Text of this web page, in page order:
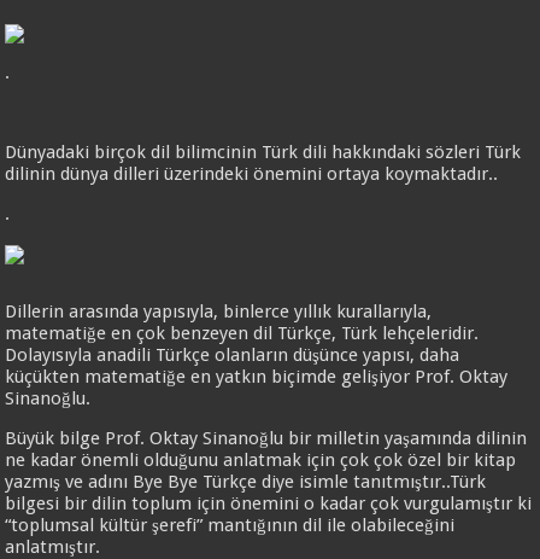
.
Dünyadaki birçok dil bilimcinin Türk dili hakkındaki sözleri Türk
dilinin dünya dilleri üzerindeki önemini ortaya koymaktadır..
.
Dillerin arasında yapısıyla, binlerce yıllık kurallarıyla,
matematiğe en çok benzeyen dil Türkçe, Türk lehçeleridir.
Dolayısıyla anadili Türkçe olanların düşünce yapısı, daha
küçükten matematiğe en yatkın biçimde gelişiyor Prof. Oktay
Sinanoğlu.
Büyük bilge Prof. Oktay Sinanoğlu bir milletin yaşamında dilinin
ne kadar önemli olduğunu anlatmak için çok çok özel bir kitap
yazmış ve adını Bye Bye Türkçe diye isimle tanıtmıştır..Türk
bilgesi bir dilin toplum için önemini o kadar çok vurgulamıştır ki
“toplumsal kültür şerefi” mantığının dil ile olabileceğini
anlatmıştır.